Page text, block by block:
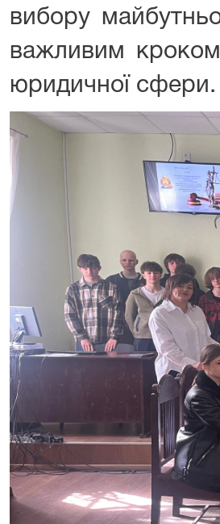
вибору
важливим кроком
юридичної сфери.